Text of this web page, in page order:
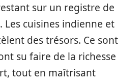
sur un registre de
Les cuisines indienne et
des trésors. Ce sont
su faire de la richesse
tout en maîtrisant